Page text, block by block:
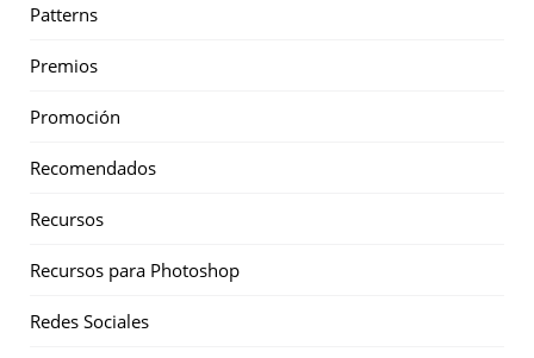
Patterns
Premios
Promoción
Recomendados
Recursos
Recursos para Photoshop
Redes Sociales